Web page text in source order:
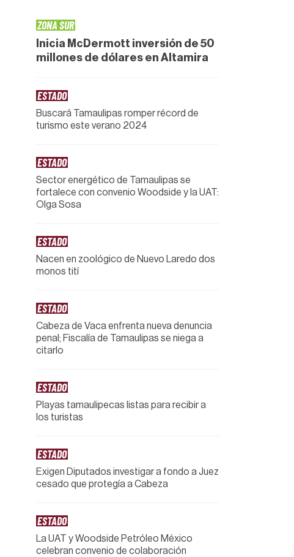
ZONA SUR
Inicia McDermott inversión de 50
millones de dólares en Altamira
ESTADO
Buscará Tamaulipas romper récord de
turismo este verano 2024
ESTADO
Sector energético de Tamaulipas se
fortalece con convenio Woodside y la UAT:
Olga Sosa
ESTADO
Nacen en zoológico de Nuevo Laredo dos
monos tití
ESTADO
Cabeza de Vaca enfrenta nueva denuncia
penal; Fiscalía de Tamaulipas se niega a
citarlo
ESTADO
Playas tamaulipecas listas para recibir a
los turistas
ESTADO
Exigen Diputados investigar a fondo a Juez
cesado que protegía a Cabeza
ESTADO
La UAT y Woodside Petróleo México
celebran convenio de colaboración